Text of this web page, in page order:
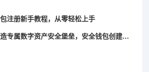
注册新手教程，从零轻松上手
下一篇：手把手打造专属数字资产安全堡垒，安全钱包创建全攻略